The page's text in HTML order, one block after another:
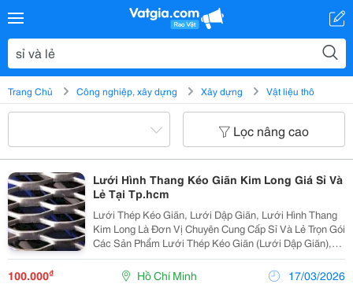
Trang Chủ Công nghiệp, xây dựng Xây dựng Vật liệu thô
Lọc nâng cao
Lưới Hình Thang Kéo Giãn Kim Long Giá Sỉ Và
Lẻ Tại Tp.hcm
Lưới Thép Kéo Giãn, Lưới Dập Giãn, Lưới Hình Thang
Kim Long Là Đơn Vị Chuyên Cung Cấp Sỉ Và Lẻ Trọn Gói
Các Sản Phẩm Lưới Thép Kéo Giãn (Lưới Dập Giãn),
Lưới Thép Hàn , Lưới B40 ,...Cũng Như Một Số Sản
Phẩm Từ Thép Khác Có Chất Lượng Cao Và Giá...
100.000₫ Hồ Chí Minh 17/03/2026